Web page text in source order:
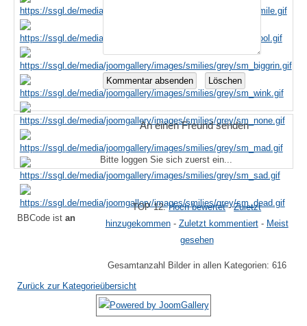
BBCode ist an
An einen Freund senden
Bitte loggen Sie sich zuerst ein...
TOP 12:Hoch bewertet-Zuletzt
hinzugekommen- Zuletzt kommentiert- Meist
gesehen
Gesamtanzahl Bilder in allen Kategorien: 616
Zurück zur Kategorieübersicht